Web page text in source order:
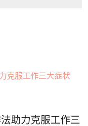
助力克服工作三